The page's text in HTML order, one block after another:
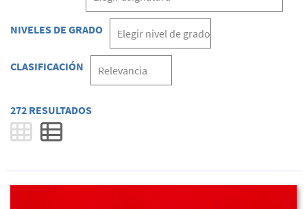
NIVELES DE GRADO
CLASIFICACIÓN
272 RESULTADOS